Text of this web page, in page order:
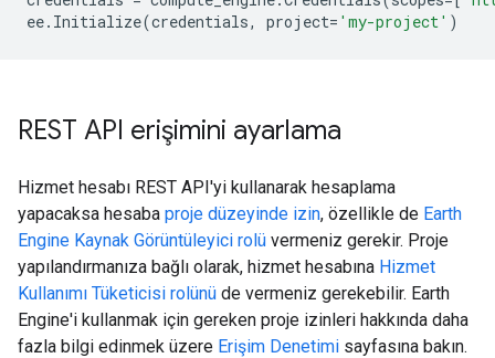
ee. Initialize(credentials, project= 'my-project' )
REST API erişimini ayarlama
Hizmet hesabı REST API'yi kullanarak hesaplama
yapacaksa hesaba proje düzeyinde izin, özellikle de Earth
Engine Kaynak Görüntüleyici rolü vermeniz gerekir. Proje
yapılandırmanıza bağlı olarak, hizmet hesabına Hizmet
Kullanımı Tüketicisi rolünü de vermeniz gerekebilir. Earth
Engine'i kullanmak için gereken proje izinleri hakkında daha
fazla bilgi edinmek üzere Erişim Denetimi sayfasına bakın.